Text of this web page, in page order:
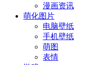
漫画资讯
萌化图片
电脑壁纸
手机壁纸
萌图
表情